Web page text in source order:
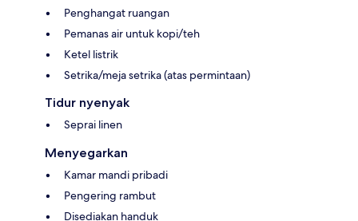
Penghangat ruangan
Pemanas air untuk kopi/teh
Ketel listrik
Setrika/meja setrika (atas permintaan)
Tidur nyenyak
Seprai linen
Menyegarkan
Kamar mandi pribadi
Pengering rambut
Disediakan handuk